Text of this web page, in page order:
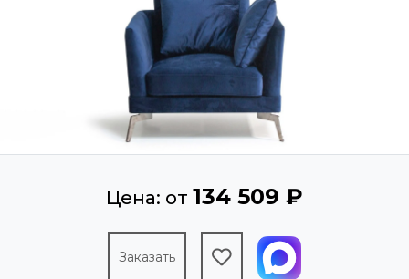
Цена: от 134 509 ₽
Заказать